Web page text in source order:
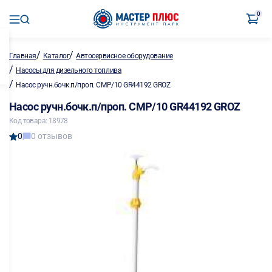
0
Главная/ Каталог/Автосервисное оборудование
/ Насосы для дизельного топлива
/ Насос ручн.бочк.п/проп. CMP/10 GR44192 GROZ
Насос ручн.бочк.п/проп. CMP/10 GR44192 GROZ
Код товара: 18978
0 0 отзывов